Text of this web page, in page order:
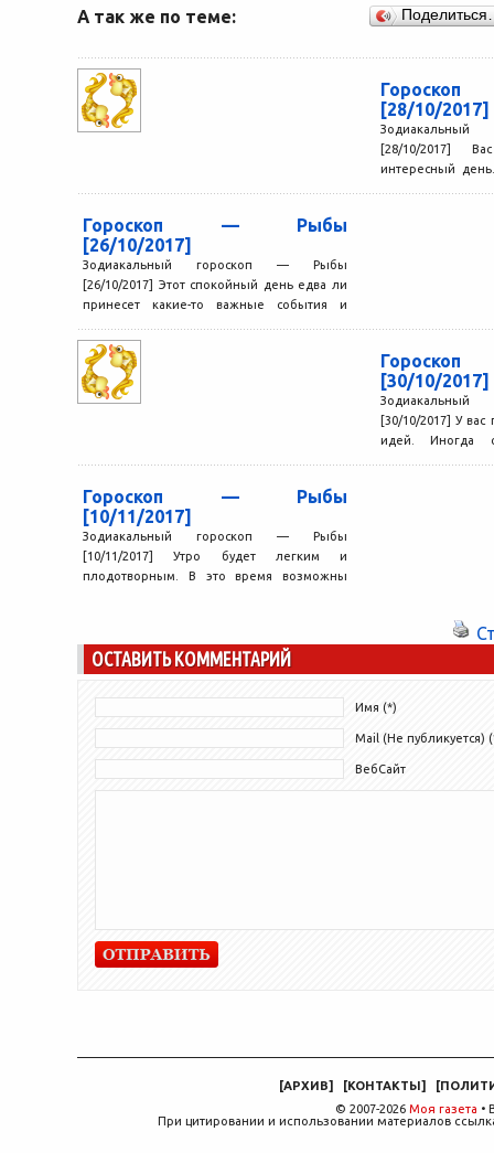
А так же по теме:
[28/10/2017]
[28/10/2017]
интересный
Гороскоп — Рыбы
[26/10/2017]
Зодиакальный гороскоп — Рыбы
[26/10/2017] Этот спокойный день едва ли
принесет какие-то важные события и
вернуться...
[30/10/2017]
[30/10/2017] У
идей. Иногда
Гороскоп — Рыбы
[10/11/2017]
Зодиакальный гороскоп — Рыбы
[10/11/2017] Утро будет легким и
плодотворным. В это время возможны
ОСТАВИТЬ КОММЕНТАРИЙ
Имя (*)
Mail (Не публикуется)
ВебСайт
[АРХИВ] [КОНТАКТЫ] [
© 2007-2026 Моя газета •
При цитировании и использовании материалов